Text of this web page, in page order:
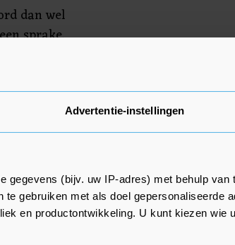
Advertentie-instellingen
gegevens (bijv. uw IP-adres) met behulp van
gebruiken met als doel gepersonaliseerde
en productontwikkeling. U kunt kiezen wie
dan wel
sprake,
een
daar
gevraagd
het
er is
stad
toegang